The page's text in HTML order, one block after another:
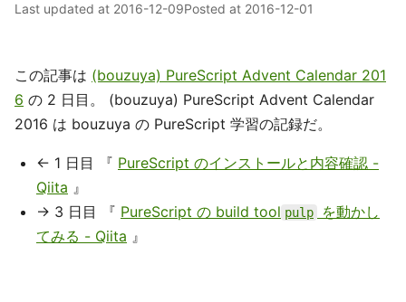
Last updated at 2016-12-09Posted at 2016-12-01
この記事は (bouzuya) PureScript Advent Calendar 201
6 の 2 日目。 (bouzuya) PureScript Advent Calendar
2016 は bouzuya の PureScript 学習の記録だ。
← 1 日目 『 PureScript のインストールと内容確認 -
Qiita 』
→ 3 日目 『 PureScript の build tool pulp
を動かし
てみる - Qiita 』